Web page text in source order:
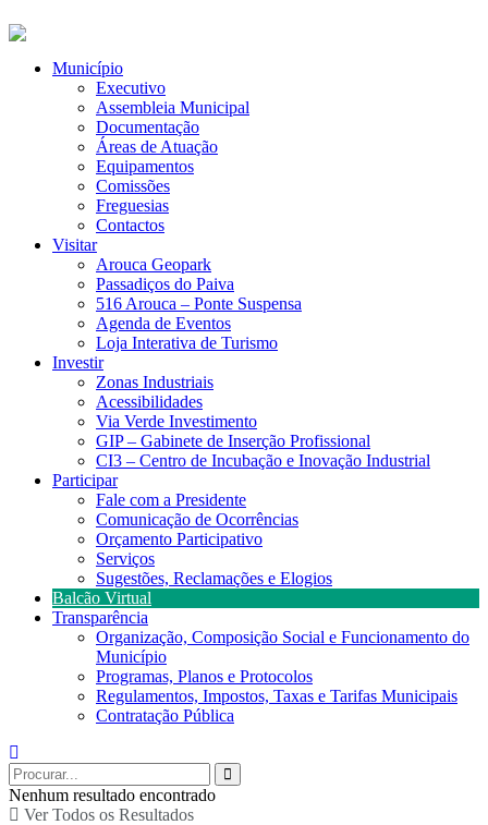
Município
Executivo
Assembleia Municipal
Documentação
Áreas de Atuação
Equipamentos
Comissões
Freguesias
Contactos
Visitar
Arouca Geopark
Passadiços do Paiva
516 Arouca – Ponte Suspensa
Agenda de Eventos
Loja Interativa de Turismo
Investir
Zonas Industriais
Acessibilidades
Via Verde Investimento
GIP – Gabinete de Inserção Profissional
CI3 – Centro de Incubação e Inovação Industrial
Participar
Fale com a Presidente
Comunicação de Ocorrências
Orçamento Participativo
Serviços
Sugestões, Reclamações e Elogios
Balcão Virtual
Transparência
Organização, Composição Social e Funcionamento do
Município
Programas, Planos e Protocolos
Regulamentos, Impostos, Taxas e Tarifas Municipais
Contratação Pública
Nenhum resultado encontrado
Ver Todos os Resultados